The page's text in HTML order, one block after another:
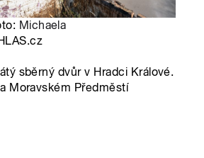
Michaela
sběrný dvůr v Hradci Králové.
Moravském Předměstí